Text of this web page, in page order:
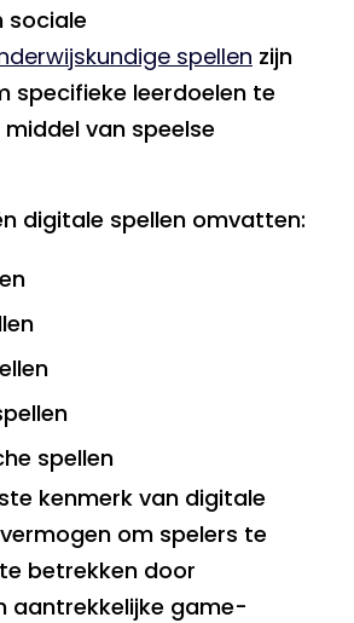
sociale
spellen zijn
specifieke leerdoelen te
van speelse
digitale spellen omvatten:
spellen
kenmerk van digitale
om spelers te
betrekken door
aantrekkelijke game-